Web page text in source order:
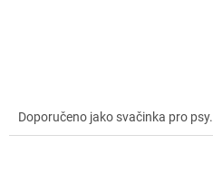
Doporučeno jako svačinka pro psy.